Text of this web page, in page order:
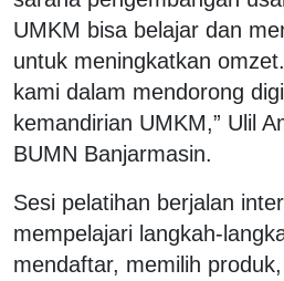
UMKM bisa belajar dan
untuk meningkatkan
kami dalam mendorong
kemandirian UMKM,” Ulil
BUMN Banjarmasin.
‎Sesi pelatihan berjalan
mempelajari langkah-
mendaftar, memilih